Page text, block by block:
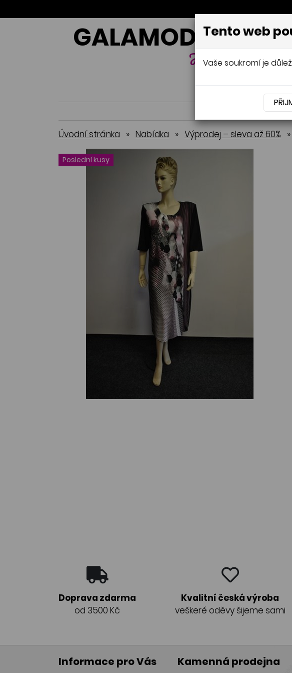
GALAMODA-XXL
Jana Mládková
Úvodní stránka » Nabídka » Výprodej – sleva až 60% »
Poslední kusy
Doprava zdarma
od 3500 Kč
Kvalitní česká výroba
veškeré oděvy šijeme sami
Informace pro Vás Kamenná prodejna
Tento web
Vaše soukromí je